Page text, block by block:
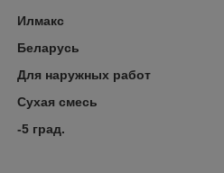
Илмакс
Беларусь
Для наружных работ
Сухая смесь
-5 град.